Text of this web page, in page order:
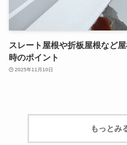
スレート屋根や折板屋根など
時のポイント
2025年11月10日
もっとみ